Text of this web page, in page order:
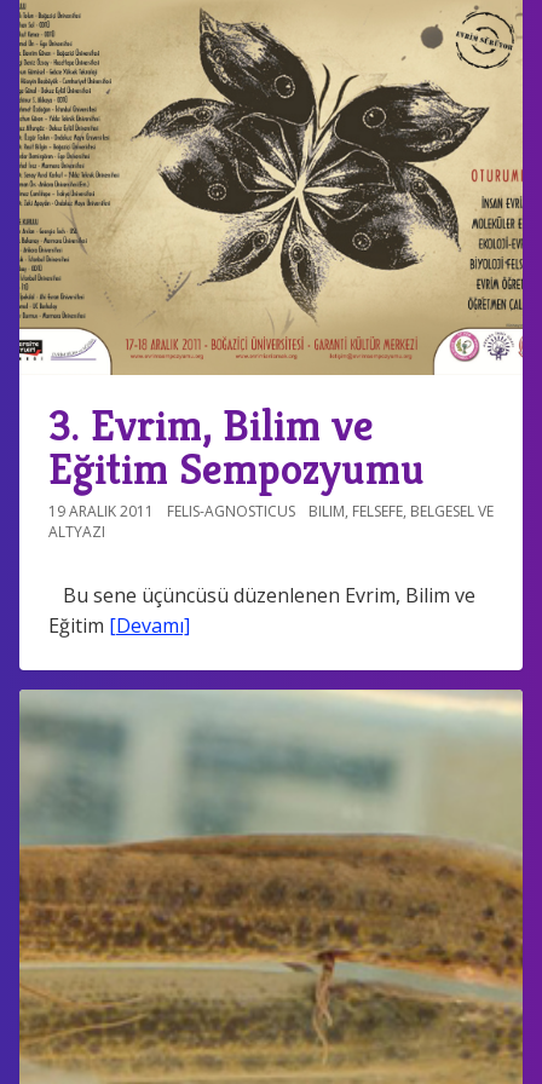
3. Evrim, Bilim ve
Eğitim Sempozyumu
19 ARALIK 2011 FELIS-AGNOSTICUS BILIM, FELSEFE, BELGESEL VE
ALTYAZI
Bu sene üçüncüsü düzenlenen Evrim, Bilim ve
Eğitim [Devamı]